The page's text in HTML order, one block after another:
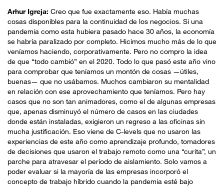
Arhur Igreja: Creo que fue exactamente eso. Había muchas
cosas disponibles para la continuidad de los negocios. Si una
pandemia como esta hubiera pasado hace 30 años, la economía
se habría paralizado por completo. Hicimos mucho más de lo que
veníamos haciendo, corporativamente. Pero no compro la idea
de que “todo cambió” en el 2020. Todo lo que pasó este año vino
para comprobar que teníamos un montón de cosas —útiles,
buenas— que no usábamos. Muchos cambiaron su mentalidad
en relación con ese aprovechamiento que teníamos. Pero hay
casos que no son tan animadores, como el de algunas empresas
que, apenas disminuyó el número de casos en las ciudades
donde están instaladas, exigieron un regreso a las oficinas sin
mucha justificación. Eso viene de C-levels que no usaron las
experiencias de este año como aprendizaje profundo, tomadores
de decisiones que usaron el trabajo remoto como una “curita”, un
parche para atravesar el período de aislamiento. Solo vamos a
poder evaluar si la mayoría de las empresas incorporó el
concepto de trabajo híbrido cuando la pandemia esté bajo